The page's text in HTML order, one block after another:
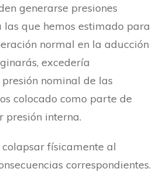
generarse presiones
las que hemos estimado para
normal en la aducción
excedería
nominal de las
colocado como parte de
presión interna.
físicamente al
correspondientes.